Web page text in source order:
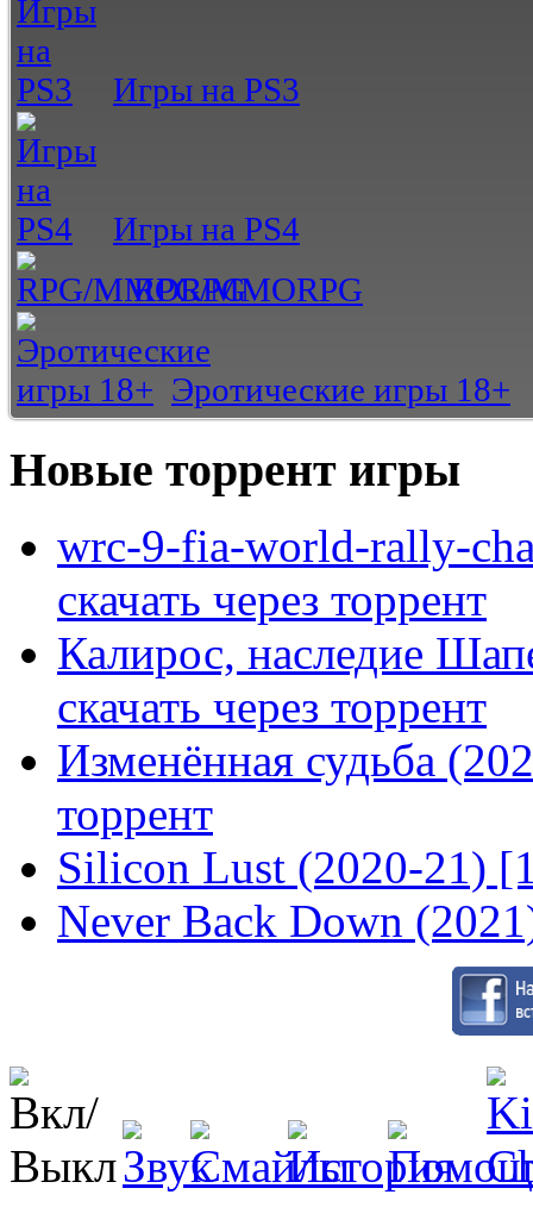
Игры на PS3
Игры на PS4
RPG/MMORPG
Эротические игры 18+
Новые торрент игры
wrc-9-fia-world-rally-
скачать через торрент
Калирос, наследие
скачать через торрент
Изменённая судьба
торрент
Silicon Lust (2020-21)
Never Back Down